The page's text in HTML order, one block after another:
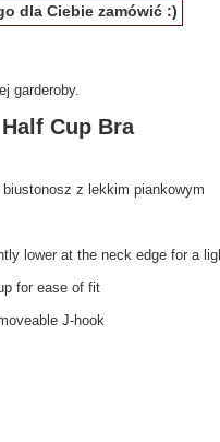
dla Ciebie zamówić :)
garderoby.
Cup Bra
z lekkim piankowym
lower at the neck edge for a
for ease of fit
J-hook